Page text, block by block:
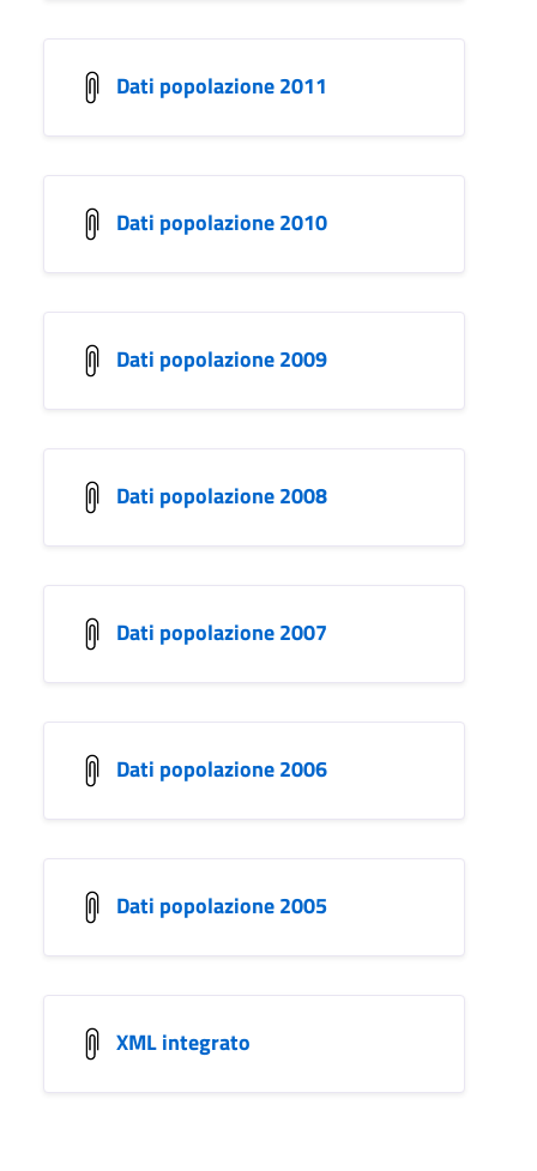
Dati popolazione 2011
Dati popolazione 2010
Dati popolazione 2009
Dati popolazione 2008
Dati popolazione 2007
Dati popolazione 2006
Dati popolazione 2005
XML integrato